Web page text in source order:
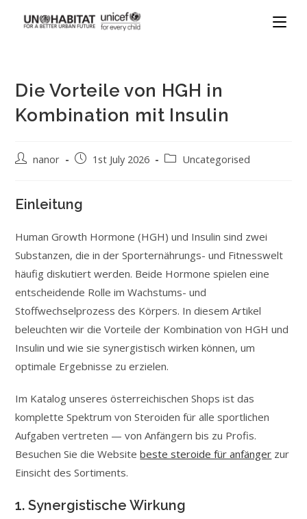
Die Vorteile von HGH in
Kombination mit Insulin
nanor 1st July 2026 Uncategorised
Einleitung
Human Growth Hormone (HGH) und Insulin sind zwei
Substanzen, die in der Sporternährungs- und Fitnesswelt
häufig diskutiert werden. Beide Hormone spielen eine
entscheidende Rolle im Wachstums- und
Stoffwechselprozess des Körpers. In diesem Artikel
beleuchten wir die Vorteile der Kombination von HGH und
Insulin und wie sie synergistisch wirken können, um
optimale Ergebnisse zu erzielen.
Im Katalog unseres österreichischen Shops ist das
komplette Spektrum von Steroiden für alle sportlichen
Aufgaben vertreten — von Anfängern bis zu Profis.
Besuchen Sie die Websitebeste steroide für anfänger zur
Einsicht des Sortiments.
1. Synergistische Wirkung